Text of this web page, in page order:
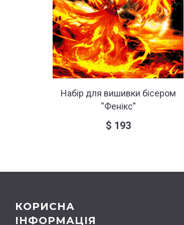
Набір для вишивки бісером
“Фенікс”
$ 193
КОРИСНА
ІНФОРМАЦІЯ